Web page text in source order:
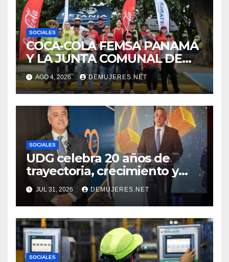
SOCIALES
COCA-COLA FEMSA PANAMÁ
Y LA JUNTA COMUNAL DE
BETANIA IMPULSAN
JORNADA DE LIMPIEZA
PARA FORTALECER EL
CUIDADO DE LOS ESPACIOS
COMUNITARIOS
AGO 4, 2026 DEMUJERES.NET
SOCIALES
UDG celebra 20 años de
trayectoria, crecimiento y
compromiso con Panamá
JUL 31, 2026 DEMUJERES.NET
SOCIALES